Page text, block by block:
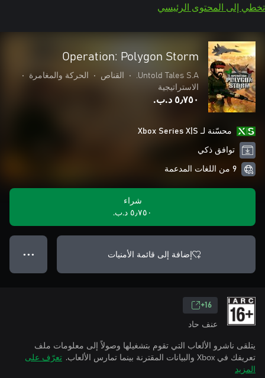
تخطي إلى المحتوى الرئيسي
Operation: Polygon Storm
Untold Tales S.A.
• القناص • الحركة والمغامرة
•
الاستراتيجية
٥٫٧٥٠ د.ب.‏
محسّنة لـ Xbox Series X|S
توافق ذكي
9 من اللغات المدعمة
شراء
٥٫٧٥٠ د.ب.‏
إضافة إلى قائمة الأمنيات ● ● ●
16+
عنف حاد
يتلقى ناشرو الألعاب التي تقوم بتشغيلها وصولاً إلى معلومات ملف
تعريفك في Xbox والبيانات المقترنة بينما تمارس الألعاب.
تعرّف على
المزيد